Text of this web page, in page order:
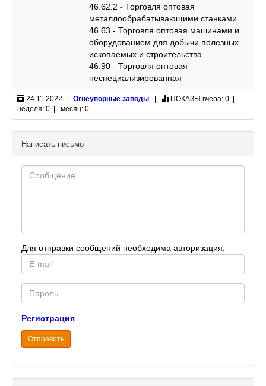
46.62.2 - Торговля оптовая
металлообрабатывающими станками
46.63 - Торговля оптовая машинами и
оборудованием для добычи полезных
ископаемых и строительства
46.90 - Торговля оптовая
неспециализированная
24.11.2022 | Огнеупорные заводы ПОКАЗЫ вчера: 0 |
неделя: 0 | месяц: 0
Написать письмо
Для отправки сообщений необходима авторизация.
mail
Password
Регистрация
Отправить